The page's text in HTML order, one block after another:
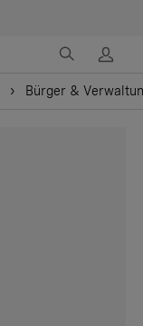
Bürger &